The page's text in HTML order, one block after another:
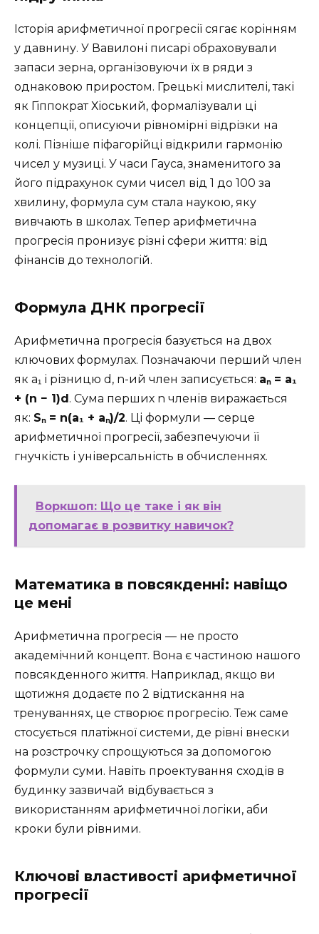
Історія арифметичної прогресії сягає корінням
у давнину. У Вавилоні писарі обраховували
запаси зерна, організовуючи їх в ряди з
однаковою приростом. Грецькі мислителі, такі
як Гіппократ Хіоський, формалізували ці
концепції, описуючи рівномірні відрізки на
колі. Пізніше піфагорійці відкрили гармонію
чисел у музиці. У часи Гауса, знаменитого за
його підрахунок суми чисел від 1 до 100 за
хвилину, формула сум стала наукою, яку
вивчають в школах. Тепер арифметична
прогресія пронизує різні сфери життя: від
фінансів до технологій.
Формула ДНК прогресії
Арифметична прогресія базується на двох
ключових формулах. Позначаючи перший член
як a₁ і різницю d, n-ий член записується: aₙ = a₁
+ (n − 1)d . Сума перших n членів виражається
як: Sₙ = n(a₁ + aₙ)/2. Ці формули — серце
арифметичної прогресії, забезпечуючи її
гнучкість і універсальність в обчисленнях.
Воркшоп: Що це таке і як він
допомагає в розвитку навичок?
Математика в повсякденні: навіщо
це мені
Арифметична прогресія — не просто
академічний концепт. Вона є частиною нашого
повсякденного життя. Наприклад, якщо ви
щотижня додаєте по 2 відтискання на
тренуваннях, це створює прогресію. Теж саме
стосується платіжної системи, де рівні внески
на розстрочку спрощуються за допомогою
формули суми. Навіть проектування сходів в
будинку зазвичай відбувається з
використанням арифметичної логіки, аби
кроки були рівними.
Ключові властивості арифметичної
прогресії